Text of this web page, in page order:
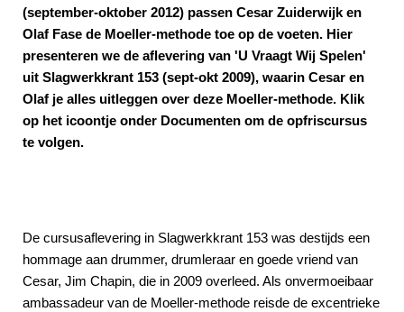
(september-oktober 2012) passen Cesar Zuiderwijk en
Olaf Fase de Moeller-methode toe op de voeten. Hier
presenteren we de aflevering van 'U Vraagt Wij Spelen'
uit Slagwerkkrant 153 (sept-okt 2009), waarin Cesar en
Olaf je alles uitleggen over deze Moeller-methode. Klik
op het icoontje onder Documenten om de opfriscursus
te volgen.
De cursusaflevering in Slagwerkkrant 153 was destijds een
hommage aan drummer, drumleraar en goede vriend van
Cesar, Jim Chapin, die in 2009 overleed. Als onvermoeibaar
ambassadeur van de Moeller-methode reisde de excentrieke